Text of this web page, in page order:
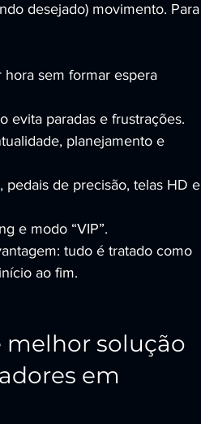
desejado) movimento. Para
hora sem formar espera
evita paradas e frustrações.
planejamento e
de precisão, telas HD e
e modo “VIP”.
tudo é tratado como
ao fim.
melhor solução
em